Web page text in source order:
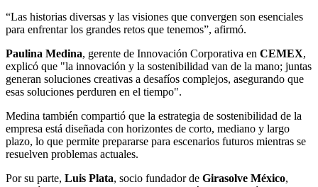
“Las historias diversas y las visiones que convergen son esenciales
para enfrentar los grandes retos que tenemos”, afirmó.
Paulina Medina, gerente de Innovación Corporativa en CEMEX,
explicó que "la innovación y la sostenibilidad van de la mano; juntas
generan soluciones creativas a desafíos complejos, asegurando que
esas soluciones perduren en el tiempo".
Medina también compartió que la estrategia de sostenibilidad de la
empresa está diseñada con horizontes de corto, mediano y largo
plazo, lo que permite prepararse para escenarios futuros mientras se
resuelven problemas actuales.
Por su parte, Luis Plata, socio fundador de Girasolve México,